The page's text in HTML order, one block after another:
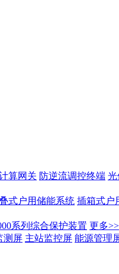
算网关 防逆流调控终端 光
式户用储能系统 插箱式户
系列综合保护装置 更多>>
测屏 主站监控屏 能源管理